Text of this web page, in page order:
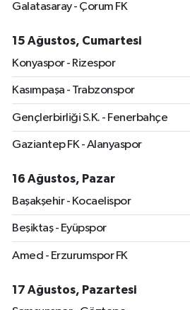
Galatasaray - Çorum FK
15 Ağustos, Cumartesi
Konyaspor - Rizespor
Kasımpaşa - Trabzonspor
Gençlerbirliği S.K. - Fenerbahçe
Gaziantep FK - Alanyaspor
16 Ağustos, Pazar
Başakşehir - Kocaelispor
Beşiktaş - Eyüpspor
Amed - Erzurumspor FK
17 Ağustos, Pazartesi